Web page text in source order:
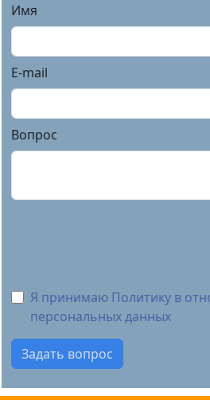
Имя
E-mail
Вопрос
Я принимаю Политику в
персональных данных